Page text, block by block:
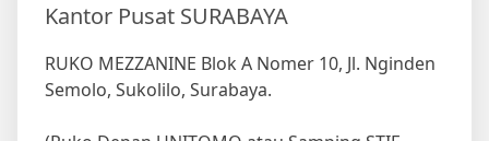
Kantor Pusat SURABAYA
RUKO MEZZANINE Blok A Nomer 10, Jl. Nginden
Semolo, Sukolilo, Surabaya.